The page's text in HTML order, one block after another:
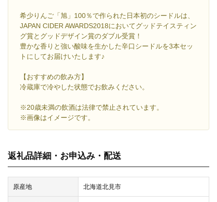
希少りんご「旭」100％で作られた日本初のシードルは、
JAPAN CIDER AWARDS2018においてグッドテイスティン
グ賞とグッドデザイン賞のダブル受賞！
豊かな香りと強い酸味を生かした辛口シードルを3本セッ
トにしてお届けいたします♪
【おすすめの飲み方】
冷蔵庫で冷やした状態でお飲みください。
※20歳未満の飲酒は法律で禁止されています。
※画像はイメージです。
返礼品詳細・お申込み・配送
原産地 北海道北見市